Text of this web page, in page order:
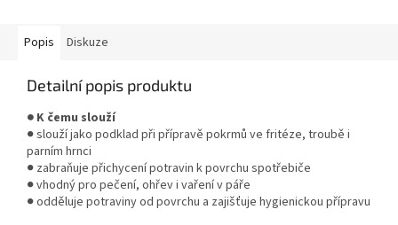
Popis Diskuze
Detailní popis produktu
● K čemu slouží
● slouží jako podklad při přípravě pokrmů ve fritéze, troubě i
parním hrnci
● zabraňuje přichycení potravin k povrchu spotřebiče
● vhodný pro pečení, ohřev i vaření v páře
● odděluje potraviny od povrchu a zajišťuje hygienickou přípravu